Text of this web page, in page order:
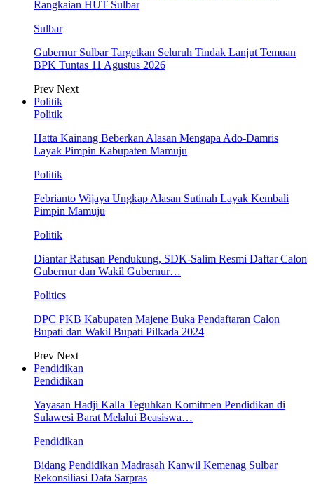
Rangkaian HUT Sulbar
Sulbar
Gubernur Sulbar Targetkan Seluruh Tindak Lanjut Temuan
BPK Tuntas 11 Agustus 2026
Prev Next
Politik
Politik
Hatta Kainang Beberkan Alasan Mengapa Ado-Damris
Layak Pimpin Kabupaten Mamuju
Politik
Febrianto Wijaya Ungkap Alasan Sutinah Layak Kembali
Pimpin Mamuju
Politik
Diantar Ratusan Pendukung, SDK-Salim Resmi Daftar Calon
Gubernur dan Wakil Gubernur…
Politics
DPC PKB Kabupaten Majene Buka Pendaftaran Calon
Bupati dan Wakil Bupati Pilkada 2024
Prev Next
Pendidikan
Pendidikan
Yayasan Hadji Kalla Teguhkan Komitmen Pendidikan di
Sulawesi Barat Melalui Beasiswa…
Pendidikan
Bidang Pendidikan Madrasah Kanwil Kemenag Sulbar
Rekonsiliasi Data Sarpras